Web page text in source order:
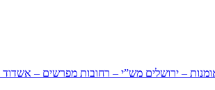
– ירושלים מש”י – רחובות מפרשים – אשדוד